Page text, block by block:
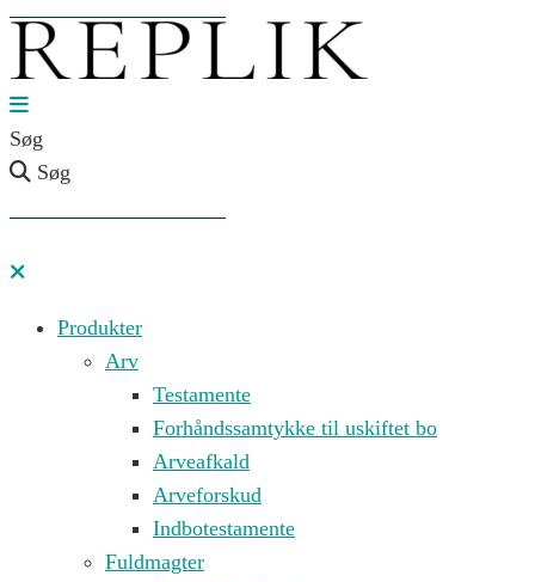
Søg
Søg
Produkter
Arv
Testamente
Forhåndssamtykke til uskiftet bo
Arveafkald
Arveforskud
Indbotestamente
Fuldmagter